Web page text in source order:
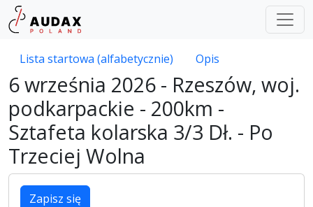
Lista startowa (alfabetycznie) Opis
6 września 2026 - Rzeszów, woj.
podkarpackie - 200km -
Sztafeta kolarska 3/3 Dł. - Po
Trzeciej Wolna
Zapisz się